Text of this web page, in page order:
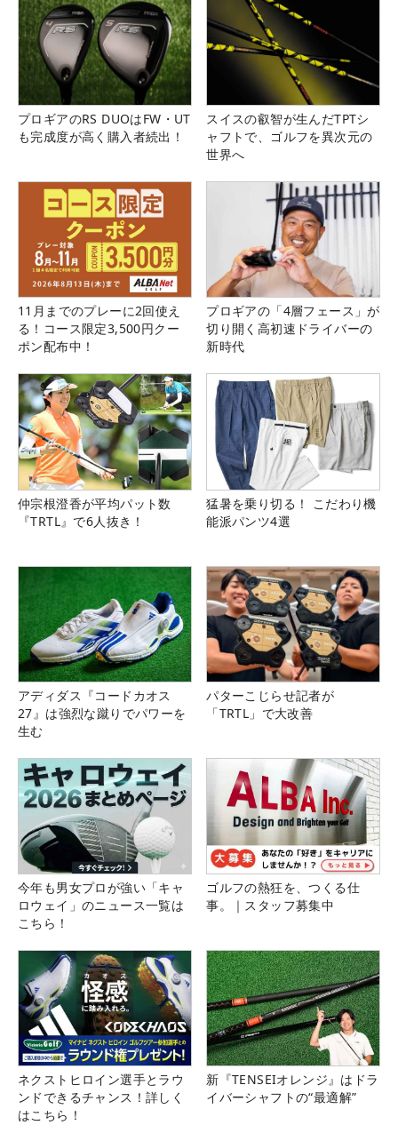
プロギアのRS DUOはFW・UT
も完成度が高く購入者続出！
スイスの叡智が生んだTPTシ
ャフトで、ゴルフを異次元の
世界へ
11月までのプレーに2回使え
る！コース限定3,500円クー
ポン配布中！
プロギアの「4層フェース」が
切り開く高初速ドライバーの
新時代
仲宗根澄香が平均パット数
『TRTL』で6人抜き！
猛暑を乗り切る！ こだわり機
能派パンツ4選
アディダス『コードカオス
27』は強烈な蹴りでパワーを
生む
パターこじらせ記者が
「TRTL」で大改善
今年も男女プロが強い「キャ
ロウェイ」のニュース一覧は
こちら！
ゴルフの熱狂を、つくる仕
事。｜スタッフ募集中
ネクストヒロイン選手とラウ
ンドできるチャンス！詳しく
はこちら！
新『TENSEIオレンジ』はドラ
イバーシャフトの“最適解”